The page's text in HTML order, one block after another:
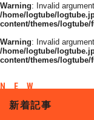
Warning: Invalid
/home/logtube/
content/themes/
Warning: Invalid
/home/logtube/
content/themes/
新着記事